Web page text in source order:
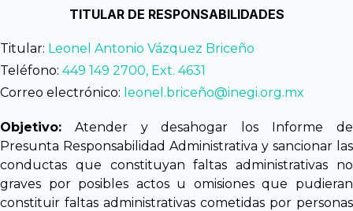
TITULAR DE RESPONSABILIDADES
Titular: Leonel Antonio Vázquez Briceño
Teléfono: 449 149 2700, Ext. 4631
Correo electrónico: leonel.briceño@inegi.org.mx
Objetivo: Atender y desahogar los Informe de
Presunta Responsabilidad Administrativa y sancionar las
conductas que constituyan faltas administrativas no
graves por posibles actos u omisiones que pudieran
constituir faltas administrativas cometidas por personas